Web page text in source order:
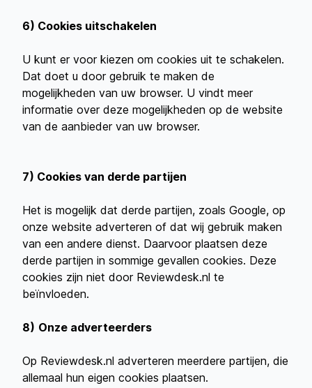
6) Cookies uitschakelen
U kunt er voor kiezen om cookies uit te schakelen.
Dat doet u door gebruik te maken de
mogelijkheden van uw browser. U vindt meer
informatie over deze mogelijkheden op de website
van de aanbieder van uw browser.
7) Cookies van derde partijen
Het is mogelijk dat derde partijen, zoals Google, op
onze website adverteren of dat wij gebruik maken
van een andere dienst. Daarvoor plaatsen deze
derde partijen in sommige gevallen cookies. Deze
cookies zijn niet door Reviewdesk.nl te
beïnvloeden.
8) Onze adverteerders
Op Reviewdesk.nl adverteren meerdere partijen, die
allemaal hun eigen cookies plaatsen.